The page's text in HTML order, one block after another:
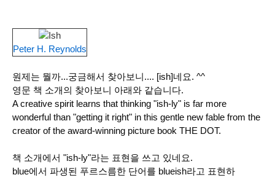
Ish
Peter H. Reynolds
원제는 뭘까...궁금해서 찾아보니.... [ish]네요. ^^
영문 책 소개의 찾아보니 아래와 같습니다.
A creative spirit learns that thinking "ish-ly" is far more
wonderful than "getting it right" in this gentle new fable from the
creator of the award-winning picture book THE DOT.
책 소개에서 "ish-ly"라는 표현을 쓰고 있네요.
blue에서 파생된 푸르스름한 단어를 blueish라고 표현하